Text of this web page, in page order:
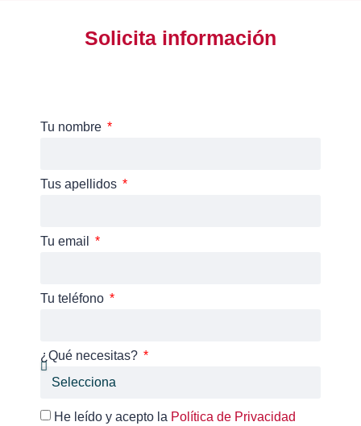
Solicita información
Tu nombre
Tus apellidos
Tu email
Tu teléfono
¿Qué necesitas?
He leído y acepto la Política de Privacidad